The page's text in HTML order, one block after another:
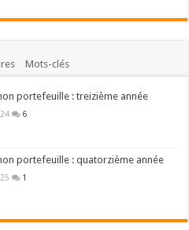
Mots-clés
portefeuille : treizième année
6
portefeuille : quatorzième année
1